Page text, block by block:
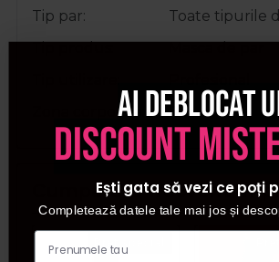
Tip par
Toate tipurile
Tip produs
Masca de par
Zona corporala
Par
Cumparate frecvent
Ai deblocat
discount
Ești gata să vezi ce poți
Completează datele tale mai jos și